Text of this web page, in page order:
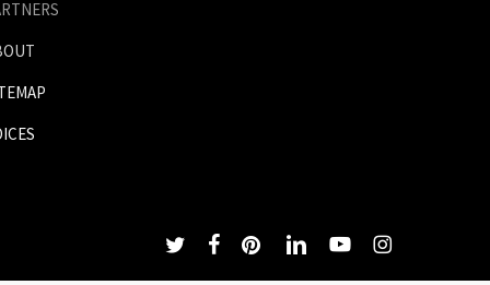
twitter facebookpinterestlinkedinyoutubeinstagram